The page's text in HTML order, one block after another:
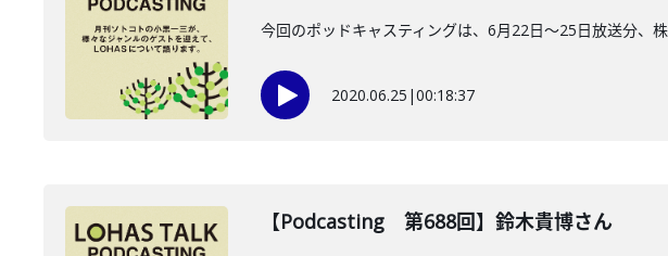
今回のポッドキャスティングは、6月22日〜25日放送分、
2020.06.25 |00:18:37
【Podcasting 第688回】鈴木貴博さん